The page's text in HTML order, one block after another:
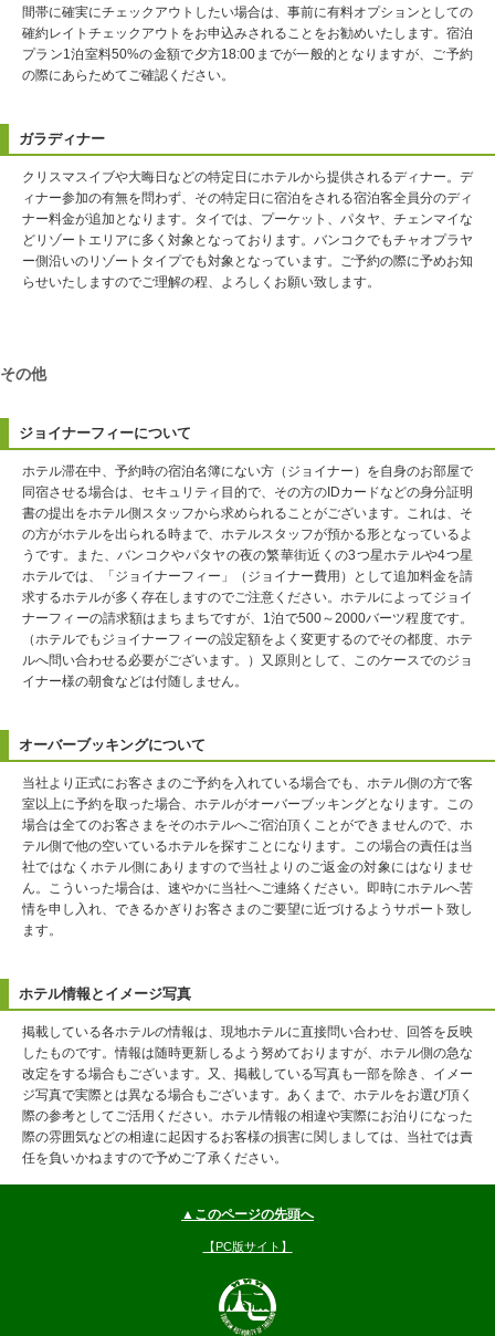
間帯に確実にチェックアウトしたい場合は、事前に有料オプションとしての
確約レイトチェックアウトをお申込みされることをお勧めいたします。宿泊
プラン1泊室料50%の金額で夕方18:00までが一般的となりますが、ご予約
の際にあらためてご確認ください。
ガラディナー
クリスマスイブや大晦日などの特定日にホテルから提供されるディナー。デ
ィナー参加の有無を問わず、その特定日に宿泊をされる宿泊客全員分のディ
ナー料金が追加となります。タイでは、プーケット、パタヤ、チェンマイな
どリゾートエリアに多く対象となっております。バンコクでもチャオプラヤ
ー側沿いのリゾートタイプでも対象となっています。ご予約の際に予めお知
らせいたしますのでご理解の程、よろしくお願い致します。
その他
ジョイナーフィーについて
ホテル滞在中、予約時の宿泊名簿にない方（ジョイナー）を自身のお部屋で
同宿させる場合は、セキュリティ目的で、その方のIDカードなどの身分証明
書の提出をホテル側スタッフから求められることがございます。これは、そ
の方がホテルを出られる時まで、ホテルスタッフが預かる形となっているよ
うです。また、バンコクやパタヤの夜の繁華街近くの3つ星ホテルや4つ星
ホテルでは、「ジョイナーフィー」（ジョイナー費用）として追加料金を請
求するホテルが多く存在しますのでご注意ください。ホテルによってジョイ
ナーフィーの請求額はまちまちですが、1泊で500～2000バーツ程度です。
（ホテルでもジョイナーフィーの設定額をよく変更するのでその都度、ホテ
ルへ問い合わせる必要がございます。）又原則として、このケースでのジョ
イナー様の朝食などは付随しません。
オーバーブッキングについて
当社より正式にお客さまのご予約を入れている場合でも、ホテル側の方で客
室以上に予約を取った場合、ホテルがオーバーブッキングとなります。この
場合は全てのお客さまをそのホテルへご宿泊頂くことができませんので、ホ
テル側で他の空いているホテルを探すことになります。この場合の責任は当
社ではなくホテル側にありますので当社よりのご返金の対象にはなりませ
ん。こういった場合は、速やかに当社へご連絡ください。即時にホテルへ苦
情を申し入れ、できるかぎりお客さまのご要望に近づけるようサポート致し
ます。
ホテル情報とイメージ写真
掲載している各ホテルの情報は、現地ホテルに直接問い合わせ、回答を反映
したものです。情報は随時更新しるよう努めておりますが、ホテル側の急な
改定をする場合もございます。又、掲載している写真も一部を除き、イメー
ジ写真で実際とは異なる場合もございます。あくまで、ホテルをお選び頂く
際の参考としてご活用ください。ホテル情報の相違や実際にお泊りになった
際の雰囲気などの相違に起因するお客様の損害に関しましては、当社では責
任を負いかねますので予めご了承ください。
▲このページの先頭へ
【PC版サイト】